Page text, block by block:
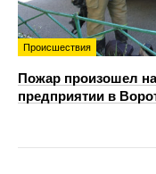
Происшествия
Пожар произошел
предприятии в